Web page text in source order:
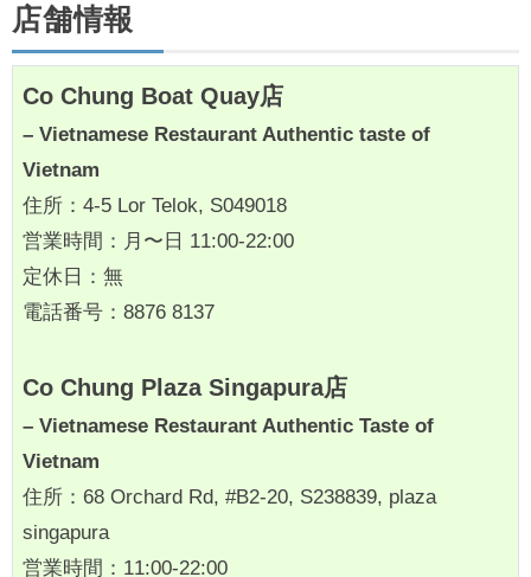
店舗情報
Co Chung Boat Quay店
– Vietnamese Restaurant Authentic taste of
Vietnam
住所：4-5 Lor Telok, S049018
営業時間：月〜日 11:00-22:00
定休日：無
電話番号：8876 8137
Co Chung Plaza Singapura店
– Vietnamese Restaurant Authentic Taste of
Vietnam
住所：68 Orchard Rd, #B2-20, S238839, plaza
singapura
営業時間：11:00-22:00